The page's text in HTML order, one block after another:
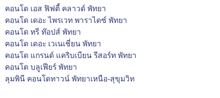
คอนโด เอส ฟิฟตี้ คลาวด์ พัทยา
คอนโด เดอะ ไพรเวท พาราไดซ์ พัทยา
คอนโด ทรี ท๊อปส์ พัทยา
คอนโด เดอะ เวเนเชี่ยน พัทยา
คอนโด แกรนด์ แคริบเบียน รีสอร์ท พัทยา
คอนโด บลูเฟียร์ พัทยา
ลุมพินี คอนโดทาวน์ พัทยาเหนือ-สุขุมวิท